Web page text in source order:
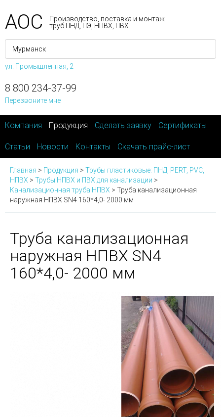
АОС
Производство, поставка и монтаж
труб ПНД, ПЭ, НПВХ, ПВХ
ул. Промышленная, 2
8 800 234-37-99
Перезвоните мне
Компания Продукция Сделать заявку Сертификаты
Статьи Новости Контакты Скачать прайс-лист
Главная > Продукция > Трубы пластиковые: ПНД, PERT, PVC,
НПВХ > Трубы НПВХ и ПВХ для канализации >
Канализационная труба НПВХ > Труба канализационная
наружная НПВХ SN4 160*4,0- 2000 мм
Труба канализационная
наружная НПВХ SN4
160*4,0- 2000 мм